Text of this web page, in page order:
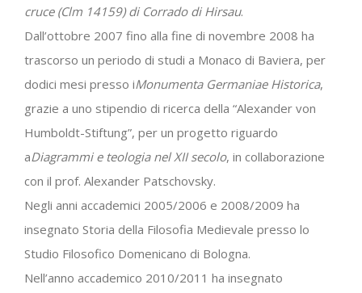
cruce (Clm 14159) di Corrado di Hirsau.
Dall’ottobre 2007 fino alla fine di novembre 2008 ha
trascorso un periodo di studi a Monaco di Baviera, per
dodici mesi presso iMonumenta Germaniae Historica,
grazie a uno stipendio di ricerca della “Alexander von
Humboldt-Stiftung”, per un progetto riguardo
aDiagrammi e teologia nel XII secolo, in collaborazione
con il prof. Alexander Patschovsky.
Negli anni accademici 2005/2006 e 2008/2009 ha
insegnato Storia della Filosofia Medievale presso lo
Studio Filosofico Domenicano di Bologna.
Nell’anno accademico 2010/2011 ha insegnato